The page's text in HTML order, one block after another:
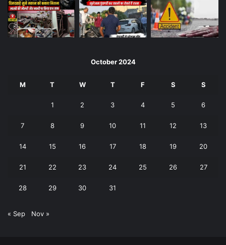
October 2024
M T W T F S S
1 2 3 4 5 6
7 8 9 10 11 12 13
14 15 16 17 18 19 20
21 22 23 24 25 26 27
28 29 30 31
« Sep Nov »